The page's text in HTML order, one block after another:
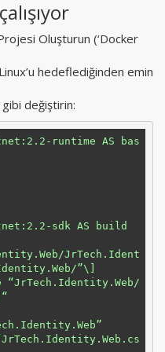
Oluşturun (‘Docker
hedeflediğinden emin
gibi değiştirin:
runtime AS bas
sdk AS build
JrTech.Ident
”\]